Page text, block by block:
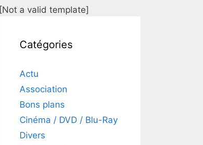
[Not a valid template]
Catégories
Actu
Association
Bons plans
Cinéma / DVD / Blu-Ray
Divers